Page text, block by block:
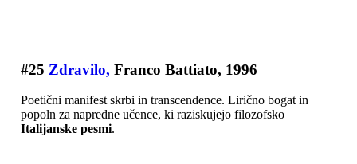
#25 Zdravilo, Franco Battiato, 1996
Poetični manifest skrbi in transcendence. Lirično bogat in
popoln za napredne učence, ki raziskujejo filozofsko
Italijanske pesmi.